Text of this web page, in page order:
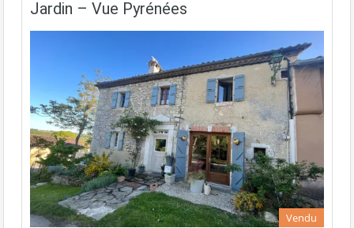
Jardin – Vue Pyrénées
Vendu